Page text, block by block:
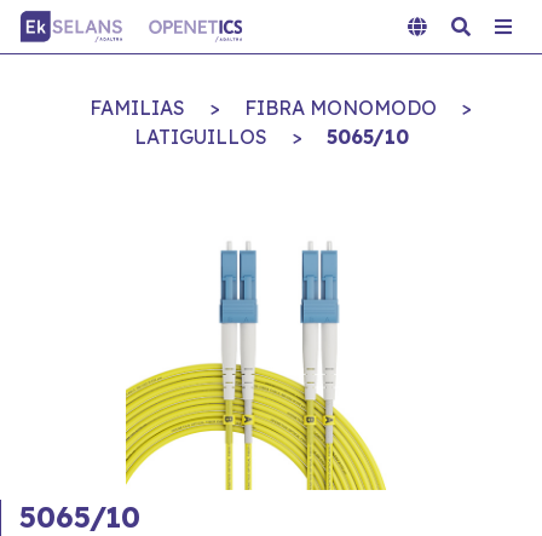
FAMILIAS > FIBRA MONOMODO
>
LATIGUILLOS
> 5065/10
5065/10